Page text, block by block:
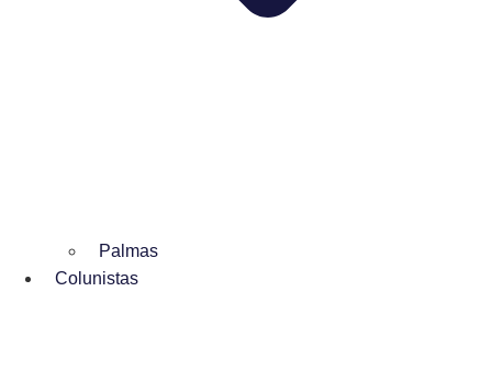
Palmas
Colunistas